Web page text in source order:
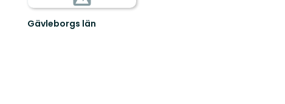
Gävleborgs län